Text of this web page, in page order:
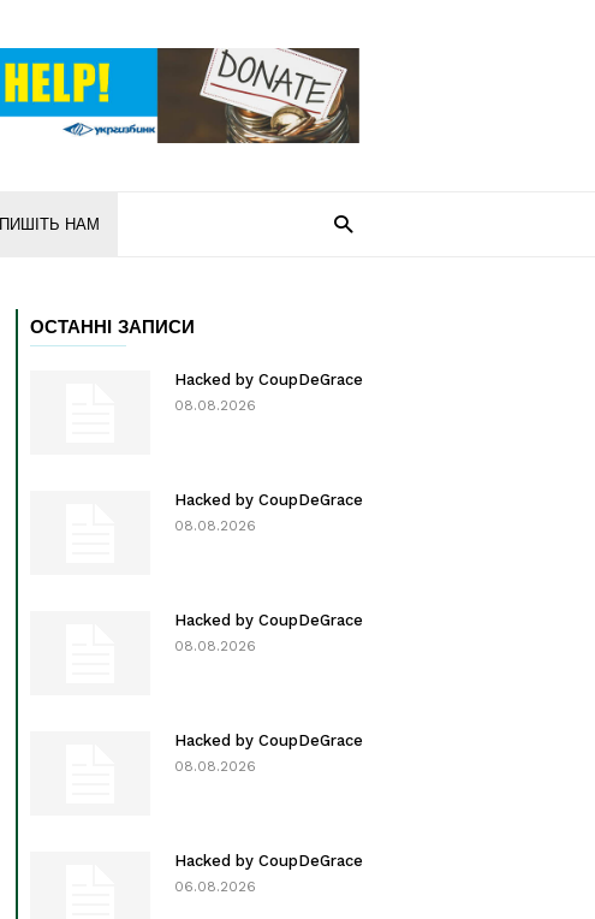
ПИШІТЬ НАМ
ОСТАННІ ЗАПИСИ
Hacked by CoupDeGrace
08.08.2026
Hacked by CoupDeGrace
08.08.2026
Hacked by CoupDeGrace
08.08.2026
Hacked by CoupDeGrace
08.08.2026
Hacked by CoupDeGrace
06.08.2026